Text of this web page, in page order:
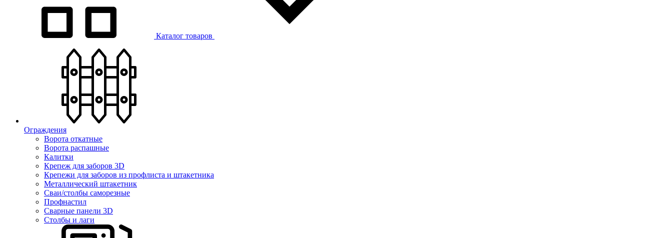
Каталог товаров
Ограждения
Ворота откатные
Ворота распашные
Калитки
Крепеж для заборов 3D
Крепежи для заборов из профлиста и штакетника
Металлический штакетник
Сваи/столбы саморезные
Профнастил
Сварные панели 3D
Столбы и лаги